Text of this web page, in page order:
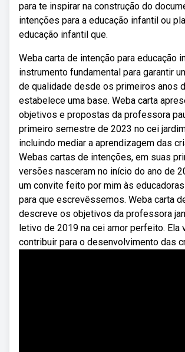
para te inspirar na construção do
intenções para a educação infantil ou
educação infantil que.
Weba carta de intenção para educação
instrumento fundamental para garantir
de qualidade desde os primeiros anos
estabelece uma base. Weba carta
objetivos e propostas da professora
primeiro semestre de 2023 no cei
incluindo mediar a aprendizagem das
Webas cartas de intenções, em suas
versões nasceram no início do ano de
um convite feito por mim às
para que escrevêssemos. Weba carta
descreve os objetivos da professora
letivo de 2019 na cei amor perfeito. Ela
contribuir para o desenvolvimento das